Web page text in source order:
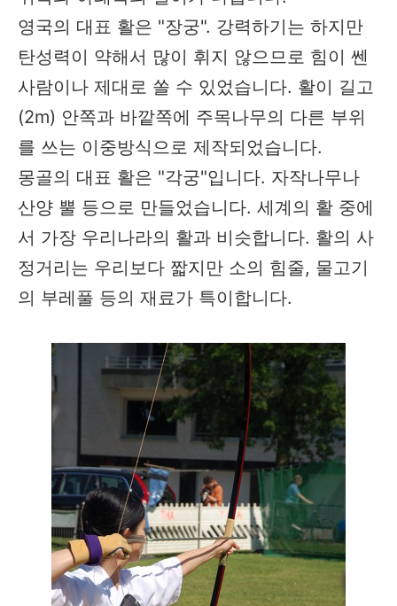
영국의 대표 활은 "장궁". 강력하기는 하지만
탄성력이 약해서 많이 휘지 않으므로 힘이 쎈
사람이나 제대로 쏠 수 있었습니다. 활이 길고
(2m) 안쪽과 바깥쪽에 주목나무의 다른 부위
를 쓰는 이중방식으로 제작되었습니다.
몽골의 대표 활은 "각궁"입니다. 자작나무나
산양 뿔 등으로 만들었습니다. 세계의 활 중에
서 가장 우리나라의 활과 비슷합니다. 활의 사
정거리는 우리보다 짧지만 소의 힘줄, 물고기
의 부레풀 등의 재료가 특이합니다.